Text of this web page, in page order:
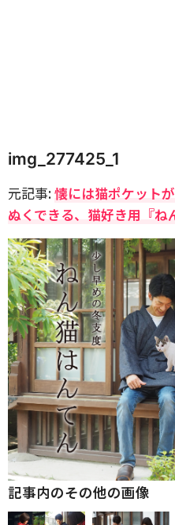
img_277425_1
元記事:懐には猫ポケット
ぬくできる、猫好き用『ね
記事内のその他の画像